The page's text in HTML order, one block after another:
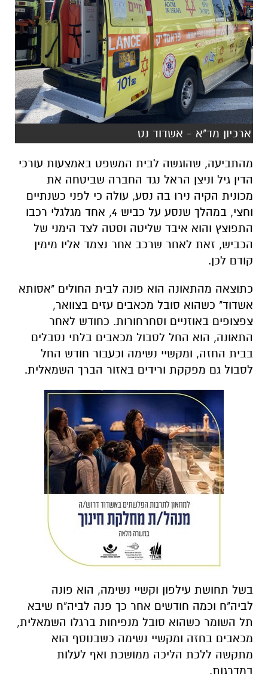
ארכיון מד"א - אשדוד נט
מהתביעה, שהוגשה לבית המשפט באמצעות עורכי
הדין גיל וניצן הראל נגד החברה שביטחה את
מכונית הקיה נירו בה נסע, עולה כי לפני כשנתיים
וחצי, במהלך שנסע על כביש 4, אחד מגלגלי רכבו
התפוצץ והוא איבד שליטה וסטה לצד הימני של
הכביש, זאת לאחר שרכב אחר נצמד אליו מימין
קודם לכן.
כתוצאה מהתאונה הוא פונה לבית החולים "אסותא
אשדוד" כשהוא סובל מכאבים עזים בצוואר,
צפצופים באוזניים וסחרחורות. כחודש לאחר
התאונה, הוא החל לסבול מכאבים בלתי נסבלים
בבית החזה, ומקשיי נשימה וכעבור חודש החל
לסבול גם מפקקת ורידים באזור הברך השמאלית.
בשל תחושת עילפון וקשיי נשימה, הוא פונה
לביה"ח וכמה חודשים אחר כך פנה לביה"ח שיבא
תל השומר כשהוא סובל מנפיחות ברגלו השמאלית,
מכאבים בחזה ומקשיי נשימה כשבנוסף הוא
מתקשה ללכת הליכה ממושכת ואף לעלות
במדרגות.